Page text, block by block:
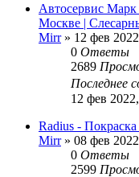
Автосервис
Москве |
Mirr» 12 фев
0 Ответы
2689
Последнее
12 фев
Radius -
Mirr» 08 фев
0 Ответы
2599